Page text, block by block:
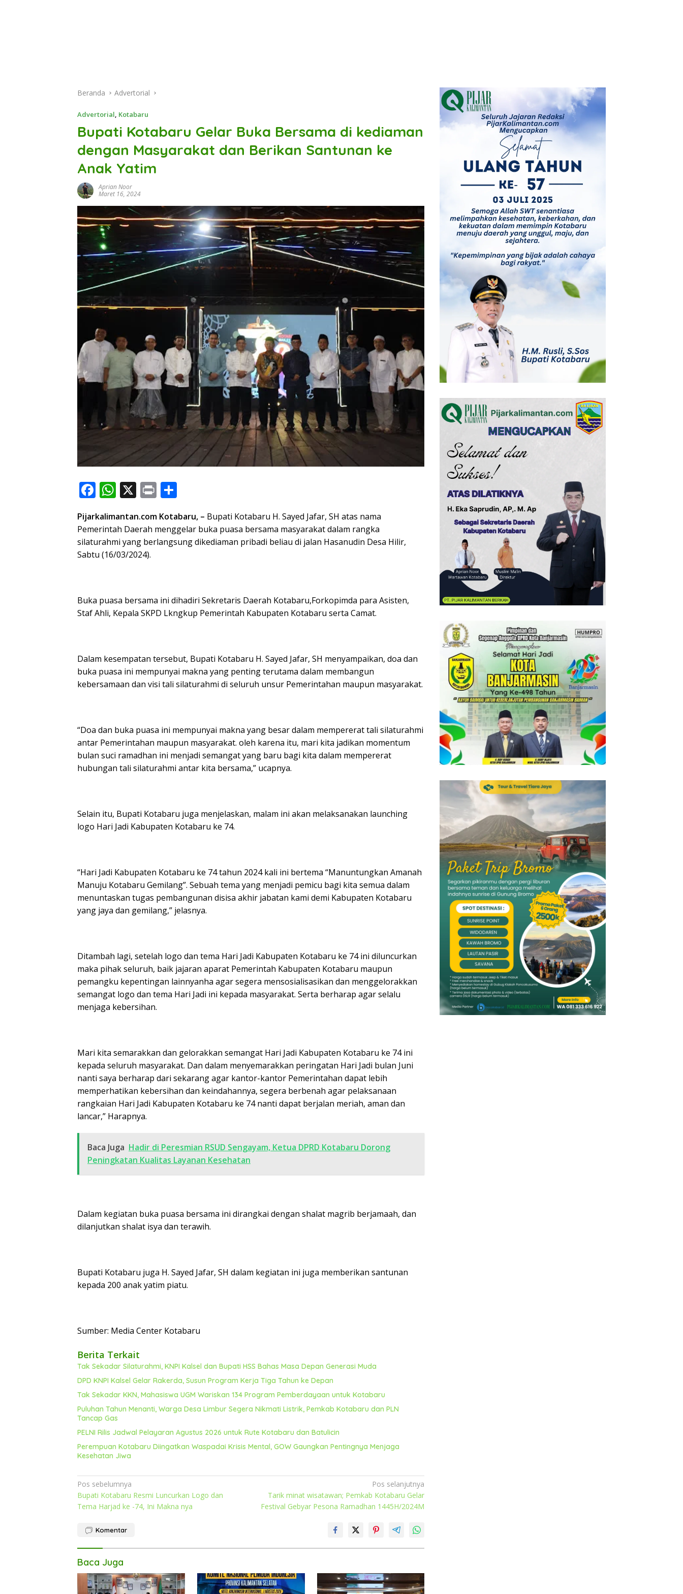
Beranda Advertorial
Advertorial, Kotabaru
Bupati Kotabaru Gelar Buka Bersama di kediaman
dengan Masyarakat dan Berikan Santunan ke
Anak Yatim
Aprian Noor
Maret 16, 2024
F
e
b
o
W
at
s
A
X Pr
t ar
e
Pijarkalimantan.com Kotabaru, – Bupati Kotabaru H. Sayed Jafar, SH atas nama
Pemerintah Daerah menggelar buka puasa bersama masyarakat dalam rangka
silaturahmi yang berlangsung dikediaman pribadi beliau di jalan Hasanudin Desa Hilir,
Sabtu (16/03/2024).
Buka puasa bersama ini dihadiri Sekretaris Daerah Kotabaru,Forkopimda para Asisten,
Staf Ahli, Kepala SKPD Lkngkup Pemerintah Kabupaten Kotabaru serta Camat.
Dalam kesempatan tersebut, Bupati Kotabaru H. Sayed Jafar, SH menyampaikan, doa dan
buka puasa ini mempunyai makna yang penting terutama dalam membangun
kebersamaan dan visi tali silaturahmi di seluruh unsur Pemerintahan maupun masyarakat.
“Doa dan buka puasa ini mempunyai makna yang besar dalam mempererat tali silaturahmi
antar Pemerintahan maupun masyarakat. oleh karena itu, mari kita jadikan momentum
bulan suci ramadhan ini menjadi semangat yang baru bagi kita dalam mempererat
hubungan tali silaturahmi antar kita bersama,” ucapnya.
Selain itu, Bupati Kotabaru juga menjelaskan, malam ini akan melaksanakan launching
logo Hari Jadi Kabupaten Kotabaru ke 74.
“Hari Jadi Kabupaten Kotabaru ke 74 tahun 2024 kali ini bertema “Manuntungkan Amanah
Manuju Kotabaru Gemilang”. Sebuah tema yang menjadi pemicu bagi kita semua dalam
menuntaskan tugas pembangunan disisa akhir jabatan kami demi Kabupaten Kotabaru
yang jaya dan gemilang,” jelasnya.
Ditambah lagi, setelah logo dan tema Hari Jadi Kabupaten Kotabaru ke 74 ini diluncurkan
maka pihak seluruh, baik jajaran aparat Pemerintah Kabupaten Kotabaru maupun
pemangku kepentingan lainnyanha agar segera mensosialisasikan dan menggelorakkan
semangat logo dan tema Hari Jadi ini kepada masyarakat. Serta berharap agar selalu
menjaga kebersihan.
Mari kita semarakkan dan gelorakkan semangat Hari Jadi Kabupaten Kotabaru ke 74 ini
kepada seluruh masyarakat. Dan dalam menyemarakkan peringatan Hari Jadi bulan Juni
nanti saya berharap dari sekarang agar kantor-kantor Pemerintahan dapat lebih
memperhatikan kebersihan dan keindahannya, segera berbenah agar pelaksanaan
rangkaian Hari Jadi Kabupaten Kotabaru ke 74 nanti dapat berjalan meriah, aman dan
lancar,” Harapnya.
Baca Juga Hadir di Peresmian RSUD Sengayam, Ketua DPRD Kotabaru Dorong
Peningkatan Kualitas Layanan Kesehatan
Dalam kegiatan buka puasa bersama ini dirangkai dengan shalat magrib berjamaah, dan
dilanjutkan shalat isya dan terawih.
Bupati Kotabaru juga H. Sayed Jafar, SH dalam kegiatan ini juga memberikan santunan
kepada 200 anak yatim piatu.
Sumber: Media Center Kotabaru
Berita Terkait
Tak Sekadar Silaturahmi, KNPI Kalsel dan Bupati HSS Bahas Masa Depan Generasi Muda
DPD KNPI Kalsel Gelar Rakerda, Susun Program Kerja Tiga Tahun ke Depan
Tak Sekadar KKN, Mahasiswa UGM Wariskan 134 Program Pemberdayaan untuk Kotabaru
Puluhan Tahun Menanti, Warga Desa Limbur Segera Nikmati Listrik, Pemkab Kotabaru dan PLN
Tancap Gas
PELNI Rilis Jadwal Pelayaran Agustus 2026 untuk Rute Kotabaru dan Batulicin
Perempuan Kotabaru Diingatkan Waspadai Krisis Mental, GOW Gaungkan Pentingnya Menjaga
Kesehatan Jiwa
Navigasi
pos
Pos sebelumnya
Bupati Kotabaru Resmi Luncurkan Logo dan
Tema Harjad ke -74, Ini Makna nya
Pos selanjutnya
Tarik minat wisatawan; Pemkab Kotabaru Gelar
Festival Gebyar Pesona Ramadhan 1445H/2024M
Komentar
Baca Juga